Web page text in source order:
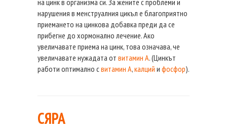
нарушения в менструалния цикъл е благоприятно
приемането на цинкова добавка преди да се
прибегне до хормонално лечение. Ако
увеличавате приема на цинк, това означава, че
увеличавате нужадата от витамин А. (Цинкът
работи оптимално свитамин А,калций и фосфор).
СЯРА